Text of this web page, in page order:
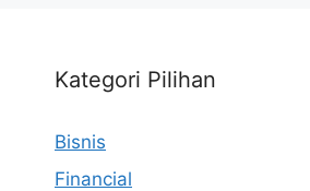
Kategori Pilihan
Bisnis
Financial